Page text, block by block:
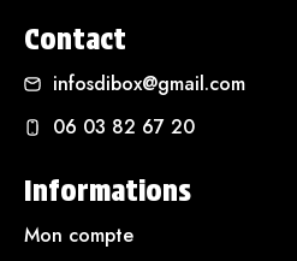
Contact
infosdibox@gmail.com
06 03 82 67 20
Informations
Mon compte